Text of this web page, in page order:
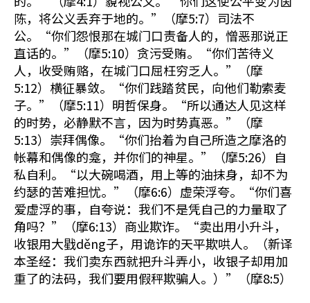
陈，将公义丢弃于地的。”（摩5:7）司法不
公。“你们怨恨那在城门口责备人的，憎恶那说正
直话的。”（摩5:10）贪污受贿。“你们苦待义
人，收受贿赂，在城门口屈枉穷乏人。”（摩
5:12）横征暴敛。“你们践踏贫民，向他们勒索麦
子。”（摩5:11）明哲保身。“所以通达人见这样
的时势，必静默不言，因为时势真恶。”（摩
5:13）崇拜偶像。“你们抬着为自己所造之摩洛的
帐幕和偶像的龛，并你们的神星。”（摩5:26）自
私自利。“以大碗喝酒，用上等的油抹身，却不为
约瑟的苦难担忧。”（摩6:6）虚荣浮夸。“你们喜
爱虚浮的事，自夸说：我们不是凭自己的力量取了
角吗？”（摩6:13）商业欺诈。“卖出用小升斗，
收银用大戥děng子，用诡诈的天平欺哄人。（新译
本圣经：我们卖东西就把升斗弄小，收银子却用加
重了的法码，我们要用假秤欺骗人。）”（摩8:5）